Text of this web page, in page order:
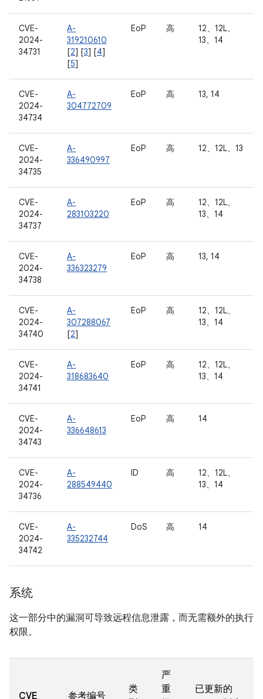
CVE-
2024-
34731
A-
319210610
[2] [3] [4]
[5]
EoP 高
12、12L、
13、14
CVE-
2024-
34734
A-
304772709
EoP 高 13, 14
CVE-
2024-
34735
A-
336490997
EoP 高 12、12L、13
CVE-
2024-
34737
A-
283103220
EoP 高
12、12L、
13、14
CVE-
2024-
34738
A-
336323279
EoP 高 13, 14
CVE-
2024-
34740
A-
307288067
[2]
EoP 高
12、12L、
13、14
CVE-
2024-
34741
A-
318683640
EoP 高
12、12L、
13、14
CVE-
2024-
34743
A-
336648613
EoP 高 14
CVE-
2024-
34736
A-
288549440
ID 高
12、12L、
13、14
CVE-
2024-
34742
A-
335232744
DoS 高 14
系统
这一部分中的漏洞可导致远程信息泄露，而无需额外的执行
权限。
CVE 参考编号
类
严
重
已更新的